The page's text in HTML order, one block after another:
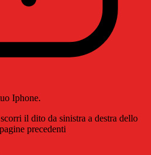
Iphone.
il dito da sinistra a destra dello
precedenti